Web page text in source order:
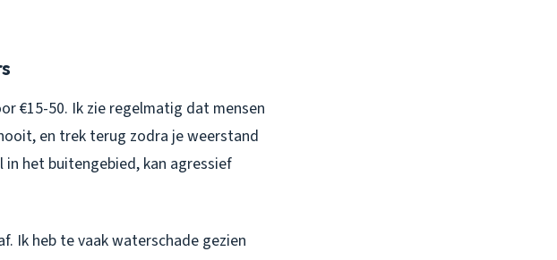
€15-50. Ik zie regelmatig dat mensen
en trek terug zodra je weerstand
in het buitengebied, kan agressief
Ik heb te vaak waterschade gezien